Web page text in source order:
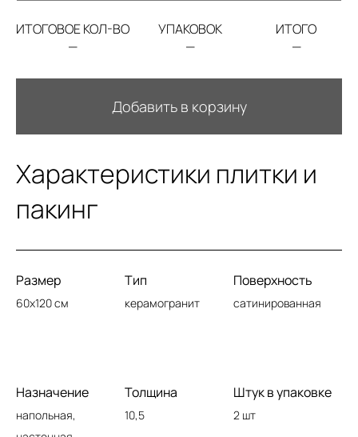
ИТОГОВОЕ КОЛ-ВО
—
УПАКОВОК
—
ИТОГО
—
Добавить в корзину
Характеристики плитки и
пакинг
Размер
60x120 см
Тип
керамогранит
Поверхность
сатинированная
Назначение
напольная,
Толщина
10,5
Штук в упаковке
2 шт